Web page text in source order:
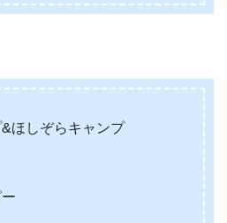
ほしぞらキャンプ